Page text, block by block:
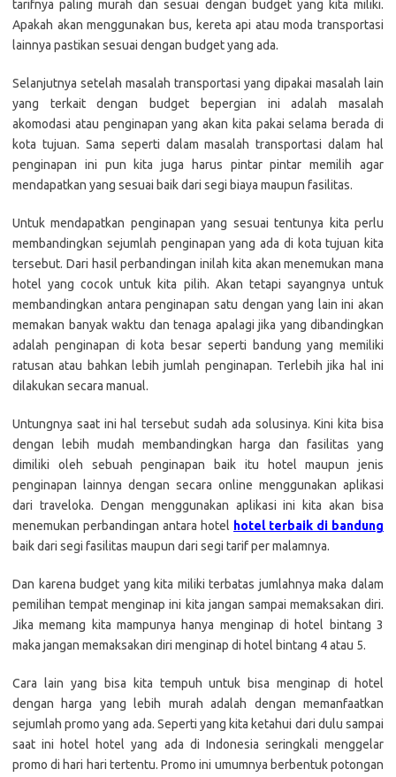
tarifnya paling murah dan sesuai dengan budget yang kita miliki.
Apakah akan menggunakan bus, kereta api atau moda transportasi
lainnya pastikan sesuai dengan budget yang ada.
Selanjutnya setelah masalah transportasi yang dipakai masalah lain
yang terkait dengan budget bepergian ini adalah masalah
akomodasi atau penginapan yang akan kita pakai selama berada di
kota tujuan. Sama seperti dalam masalah transportasi dalam hal
penginapan ini pun kita juga harus pintar pintar memilih agar
mendapatkan yang sesuai baik dari segi biaya maupun fasilitas.
Untuk mendapatkan penginapan yang sesuai tentunya kita perlu
membandingkan sejumlah penginapan yang ada di kota tujuan kita
tersebut. Dari hasil perbandingan inilah kita akan menemukan mana
hotel yang cocok untuk kita pilih. Akan tetapi sayangnya untuk
membandingkan antara penginapan satu dengan yang lain ini akan
memakan banyak waktu dan tenaga apalagi jika yang dibandingkan
adalah penginapan di kota besar seperti bandung yang memiliki
ratusan atau bahkan lebih jumlah penginapan. Terlebih jika hal ini
dilakukan secara manual.
Untungnya saat ini hal tersebut sudah ada solusinya. Kini kita bisa
dengan lebih mudah membandingkan harga dan fasilitas yang
dimiliki oleh sebuah penginapan baik itu hotel maupun jenis
penginapan lainnya dengan secara online menggunakan aplikasi
dari traveloka. Dengan menggunakan aplikasi ini kita akan bisa
menemukan perbandingan antara hotel hotel terbaik di bandung
baik dari segi fasilitas maupun dari segi tarif per malamnya.
Dan karena budget yang kita miliki terbatas jumlahnya maka dalam
pemilihan tempat menginap ini kita jangan sampai memaksakan diri.
Jika memang kita mampunya hanya menginap di hotel bintang 3
maka jangan memaksakan diri menginap di hotel bintang 4 atau 5.
Cara lain yang bisa kita tempuh untuk bisa menginap di hotel
dengan harga yang lebih murah adalah dengan memanfaatkan
sejumlah promo yang ada. Seperti yang kita ketahui dari dulu sampai
saat ini hotel hotel yang ada di Indonesia seringkali menggelar
promo di hari hari tertentu. Promo ini umumnya berbentuk potongan